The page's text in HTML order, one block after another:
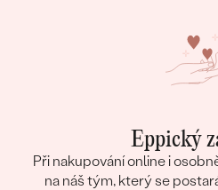
Eppický
Při nakupování online i
na náš tým, který se